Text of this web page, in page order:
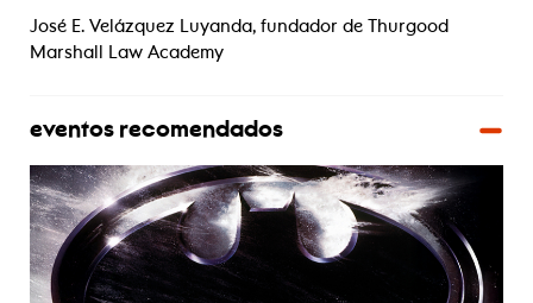
José E. Velázquez Luyanda, fundador de Thurgood
Marshall Law Academy
eventos recomendados